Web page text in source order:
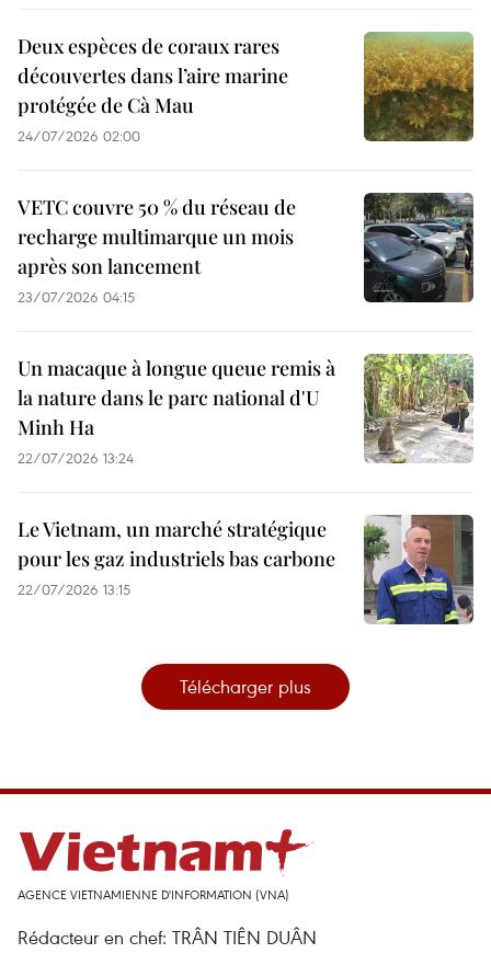
Deux espèces de coraux rares
découvertes dans l’aire marine
protégée de Cà Mau
24/07/2026 02:00
VETC couvre 50 % du réseau de
recharge multimarque un mois
après son lancement
23/07/2026 04:15
Un macaque à longue queue remis à
la nature dans le parc national d'U
Minh Ha
22/07/2026 13:24
Le Vietnam, un marché stratégique
pour les gaz industriels bas carbone
22/07/2026 13:15
Télécharger plus
AGENCE VIETNAMIENNE D'INFORMATION (VNA)
Rédacteur en chef: TRÂN TIÊN DUÂN